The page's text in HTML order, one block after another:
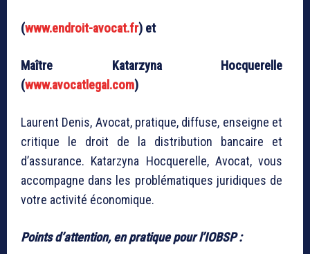
(www.endroit-avocat.fr) et
Maître Katarzyna Hocquerelle
(www.avocatlegal.com)
Laurent Denis, Avocat, pratique, diffuse, enseigne et
critique le droit de la distribution bancaire et
d’assurance. Katarzyna Hocquerelle, Avocat, vous
accompagne dans les problématiques juridiques de
votre activité économique.
Points d’attention, en pratique pour l’IOBSP :